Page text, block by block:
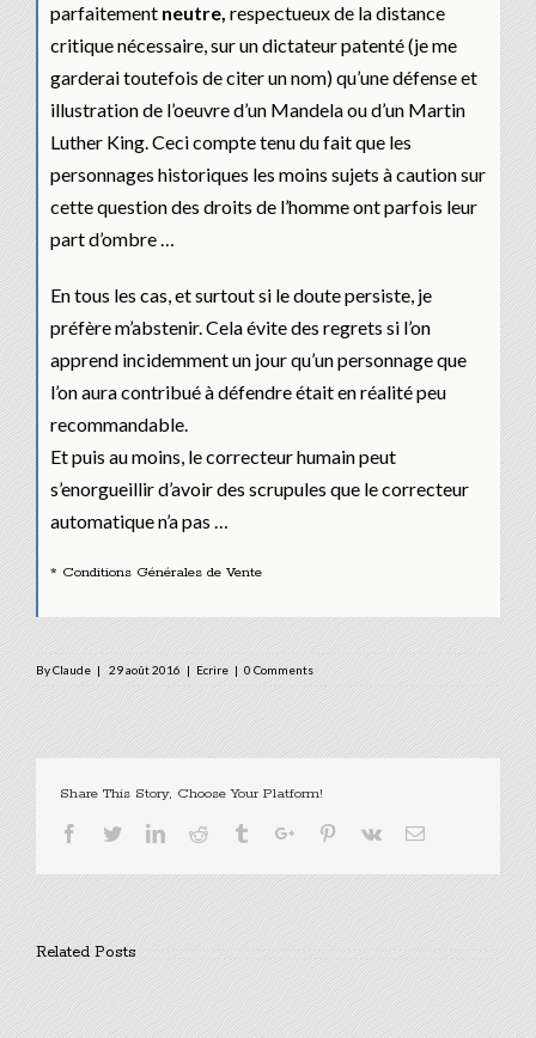
parfaitement neutre, respectueux de la distance
critique nécessaire, sur un dictateur patenté (je me
garderai toutefois de citer un nom) qu’une défense et
illustration de l’oeuvre d’un Mandela ou d’un Martin
Luther King. Ceci compte tenu du fait que les
personnages historiques les moins sujets à caution sur
cette question des droits de l’homme ont parfois leur
part d’ombre …
En tous les cas, et surtout si le doute persiste, je
préfère m’abstenir. Cela évite des regrets si l’on
apprend incidemment un jour qu’un personnage que
l’on aura contribué à défendre était en réalité peu
recommandable.
Et puis au moins, le correcteur humain peut
s’enorgueillir d’avoir des scrupules que le correcteur
automatique n’a pas …
* Conditions Générales de Vente
ByClaude | 29 août 2016 | Ecrire | 0 Comments
Share This Story, Choose Your Platform!
Facebook
TwitterLinkedinReddit TumblrGoogle+Pinterest
Vk Email
Related Posts